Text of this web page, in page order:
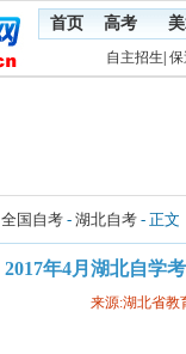
首页 高考
自主招生 保
全国自考 - 湖北自考 - 正文
2017年4月湖北自学
来源:湖北省教